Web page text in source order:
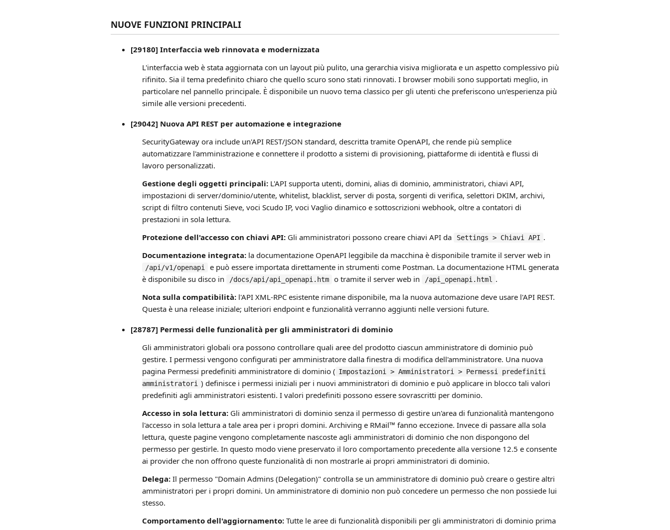
NUOVE FUNZIONI PRINCIPALI
[29180] Interfaccia web rinnovata e modernizzata
L'interfaccia web è stata aggiornata con un layout più pulito, una gerarchia visiva migliorata e un aspetto complessivo più
rifinito. Sia il tema predefinito chiaro che quello scuro sono stati rinnovati. I browser mobili sono supportati meglio, in
particolare nel pannello principale. È disponibile un nuovo tema classico per gli utenti che preferiscono un'esperienza più
simile alle versioni precedenti.
[29042] Nuova API REST per automazione e integrazione
SecurityGateway ora include un'API REST/JSON standard, descritta tramite OpenAPI, che rende più semplice
automatizzare l'amministrazione e connettere il prodotto a sistemi di provisioning, piattaforme di identità e flussi di
lavoro personalizzati.
Gestione degli oggetti principali:L'API supporta utenti, domini, alias di dominio, amministratori, chiavi API,
impostazioni di server/dominio/utente, whitelist, blacklist, server di posta, sorgenti di verifica, selettori DKIM, archivi,
script di filtro contenuti Sieve, voci Scudo IP, voci Vaglio dinamico e sottoscrizioni webhook, oltre a contatori di
prestazioni in sola lettura.
Protezione dell'accesso con chiavi API:Gli amministratori possono creare chiavi API da Settings > Chiavi API .
Documentazione integrata:la documentazione OpenAPI leggibile da macchina è disponibile tramite il server web in
/api/v1/openapi
e può essere importata direttamente in strumenti come Postman. La documentazione HTML generata
è disponibile su disco in
/docs/api/api_openapi.htm o tramite il server web in /api_openapi.html .
Nota sulla compatibilità:l'API XML-RPC esistente rimane disponibile, ma la nuova automazione deve usare l'API REST.
Questa è una release iniziale; ulteriori endpoint e funzionalità verranno aggiunti nelle versioni future.
[28787] Permessi delle funzionalità per gli amministratori di dominio
Gli amministratori globali ora possono controllare quali aree del prodotto ciascun amministratore di dominio può
gestire. I permessi vengono configurati per amministratore dalla finestra di modifica dell'amministratore. Una nuova
pagina Permessi predefiniti amministratore di dominio ( Impostazioni > Amministratori > Permessi predefiniti
amministratori ) definisce i permessi iniziali per i nuovi amministratori di dominio e può applicare in blocco tali valori
predefiniti agli amministratori esistenti. I valori predefiniti possono essere sovrascritti per dominio.
Accesso in sola lettura:Gli amministratori di dominio senza il permesso di gestire un'area di funzionalità mantengono
l'accesso in sola lettura a tale area per i propri domini. Archiving e RMail™ fanno eccezione. Invece di passare alla sola
lettura, queste pagine vengono completamente nascoste agli amministratori di dominio che non dispongono del
permesso per gestirle. In questo modo viene preservato il loro comportamento precedente alla versione 12.5 e consente
ai provider che non offrono queste funzionalità di non mostrarle ai propri amministratori di dominio.
Delega:Il permesso "Domain Admins (Delegation)" controlla se un amministratore di dominio può creare o gestire altri
amministratori per i propri domini. Un amministratore di dominio non può concedere un permesso che non possiede lui
stesso.
Comportamento dell'aggiornamento:Tutte le aree di funzionalità disponibili per gli amministratori di dominio prima